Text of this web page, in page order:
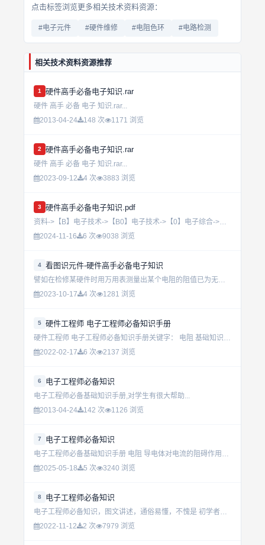
点击标签浏览更多相关技术资料资源：
#电子元件 #硬件维修 #电阻色环 #电路检测
相关技术资料资源推荐
1 硬件高手必备电子知识.rar
硬件 高手 必备 电子 知识.rar...
2013-04-24
148 次 1171 浏览
2 硬件高手必备电子知识.rar
硬件 高手 必备 电子 知识.rar...
2023-09-12
4 次 3883 浏览
3 硬件高手必备电子知识.pdf
资料->【B】电子技术->【B0】电子技术->【0】电子综合->硬件高手必备电子知识.pdf...
2024-11-16
6 次 9038 浏览
4 看图识元件-硬件高手必备电子知识
譬如在检修某硬件时用万用表测量出某个电阻的阻值已为无穷大，虽然可断定这个电阻已损坏，但由于电脑各板卡及各种外设均没有电路图（只有极少数产品有局部电路图），故并不知电阻在未损坏时的具体阻值，所以...
2023-10-17
4 次 1281 浏览
5 硬件工程师 电子工程师必备知识手册
硬件工程师 电子工程师必备知识手册关键字： 电阻 基础知识 线绕电阻器 薄膜电阻器 实心电阻器 电阻 导电体对电流的阻碍作用称着电阻，用符号 R 表示，单位为欧姆、千欧、兆欧， 分别用Ω、kΩ、...
2022-02-17
6 次 2137 浏览
6 电子工程师必备知识
电子工程师必备基础知识手册,对学生有很大帮助...
2013-04-24
142 次 1126 浏览
7 电子工程师必备知识
电子工程师必备基础知识手册 电阻 导电体对电流的阻碍作用称着电阻，用符号R 表示，单位为欧姆、千欧、兆欧，分别用Ω、 kΩ、MΩ 表示。 一、电阻的型号命名方法： 国产电阻器的型号由四部分组...
2025-05-18
5 次 3240 浏览
8 电子工程师必备知识
电子工程师必备知识，图文讲述，通俗易懂，不愧是 初学者福利。可以看得出 作者真的很用心.这也让我们学习电子基础更加的容易理解。这也是工程师入门必选的学习资料。可供广大电子工程技术人员和大专院校参考使用...
2022-11-12
2 次 7979 浏览